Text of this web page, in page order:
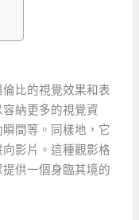
倫比的視覺效果和表
納更多的視覺資
間等。同樣地，它
影片。這種觀影格
供一個身臨其境的